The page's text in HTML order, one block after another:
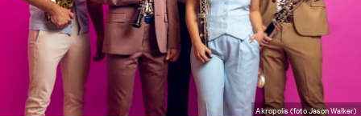
Akropolis (foto Jason Walker)